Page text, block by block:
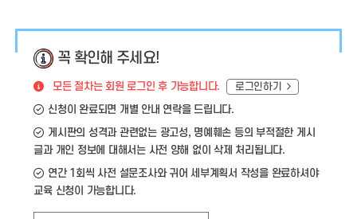
꼭 확인해 주세요!
모든 절차는 회원 로그인 후 가능합니다. 로그인하기
신청이 완료되면 개별 안내 연락을 드립니다.
게시판의 성격과 관련없는 광고성, 명예훼손 등의 부적절한 게시
글과 개인 정보에 대해서는 사전 양해 없이 삭제 처리됩니다.
연간 1회씩 사전 설문조사와 귀어 세부계획서 작성을 완료하셔야
교육 신청이 가능합니다.